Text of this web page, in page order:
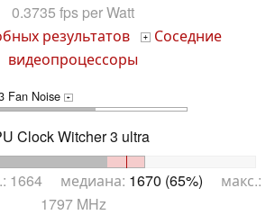
0.3735 fps per Watt
результатов +
Соседние
видеопроцессоры
Fan Noise +
Clock Witcher 3 ultra
1664 медиана: 1670 (65%) макс.:
1797 MHz